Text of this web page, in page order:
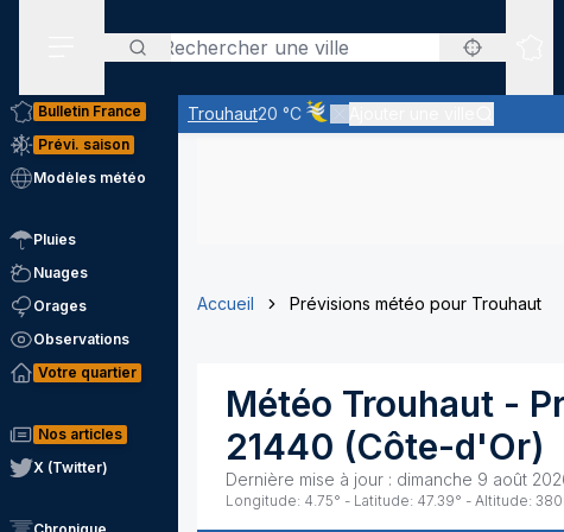
Rechercher
Trouhaut20 °C
Ciel voilé par des nuages
Bulletin France
Prévi. saison
Modèles météo
Pluies
Nuages
Orages
Observations
Votre quartier
Nos articles
X (Twitter)
Accueil Prévisions météo pour Trouhaut
Météo Trouhaut -
21440 (Côte-d'Or)
Dernière mise à jour : dimanche 9 août
Longitude: 4.75° - Latitude: 47.39° - Altitude: 380